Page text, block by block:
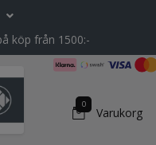
köp från 1500:-
0
Varukorg